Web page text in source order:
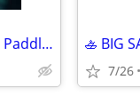
Brand new!!! Great Lakes Paddleboard Paddleboards SUP - Home Delivery
7/26